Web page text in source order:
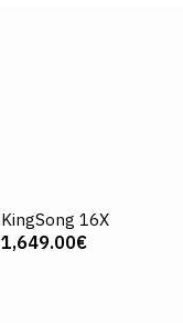
KingSong 16X
1,649.00€